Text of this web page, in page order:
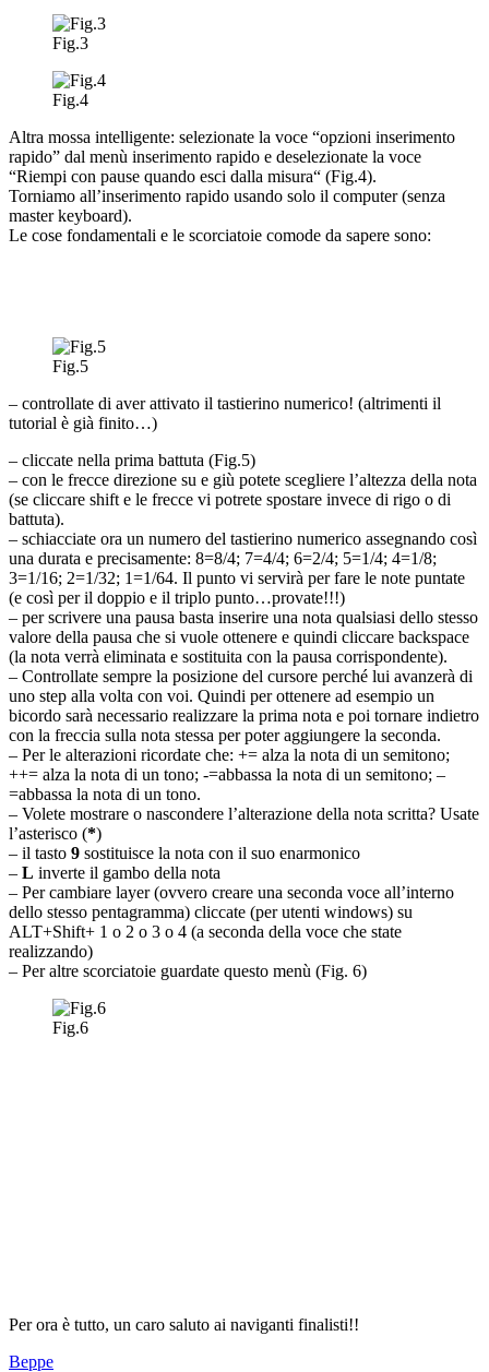
Fig.3
Fig.4
Altra mossa intelligente: selezionate la voce “opzioni inserimento
rapido” dal menù inserimento rapido e deselezionate la voce
“Riempi con pause quando esci dalla misura“ (Fig.4).
Torniamo all’inserimento rapido usando solo il computer (senza
master keyboard).
Le cose fondamentali e le scorciatoie comode da sapere sono:
Fig.5
– controllate di aver attivato il tastierino numerico! (altrimenti il
tutorial è già finito…)
– cliccate nella prima battuta (Fig.5)
– con le frecce direzione su e giù potete scegliere l’altezza della nota
(se cliccare shift e le frecce vi potrete spostare invece di rigo o di
battuta).
– schiacciate ora un numero del tastierino numerico assegnando così
una durata e precisamente: 8=8/4; 7=4/4; 6=2/4; 5=1/4; 4=1/8;
3=1/16; 2=1/32; 1=1/64. Il punto vi servirà per fare le note puntate
(e così per il doppio e il triplo punto…provate!!!)
– per scrivere una pausa basta inserire una nota qualsiasi dello stesso
valore della pausa che si vuole ottenere e quindi cliccare backspace
(la nota verrà eliminata e sostituita con la pausa corrispondente).
– Controllate sempre la posizione del cursore perché lui avanzerà di
uno step alla volta con voi. Quindi per ottenere ad esempio un
bicordo sarà necessario realizzare la prima nota e poi tornare indietro
con la freccia sulla nota stessa per poter aggiungere la seconda.
– Per le alterazioni ricordate che: += alza la nota di un semitono;
++= alza la nota di un tono; -=abbassa la nota di un semitono; –
=abbassa la nota di un tono.
– Volete mostrare o nascondere l’alterazione della nota scritta? Usate
l’asterisco (*)
– il tasto 9 sostituisce la nota con il suo enarmonico
– L inverte il gambo della nota
– Per cambiare layer (ovvero creare una seconda voce all’interno
dello stesso pentagramma) cliccate (per utenti windows) su
ALT+Shift+ 1 o 2 o 3 o 4 (a seconda della voce che state
realizzando)
– Per altre scorciatoie guardate questo menù (Fig. 6)
Fig.6
Per ora è tutto, un caro saluto ai naviganti finalisti!!
Beppe